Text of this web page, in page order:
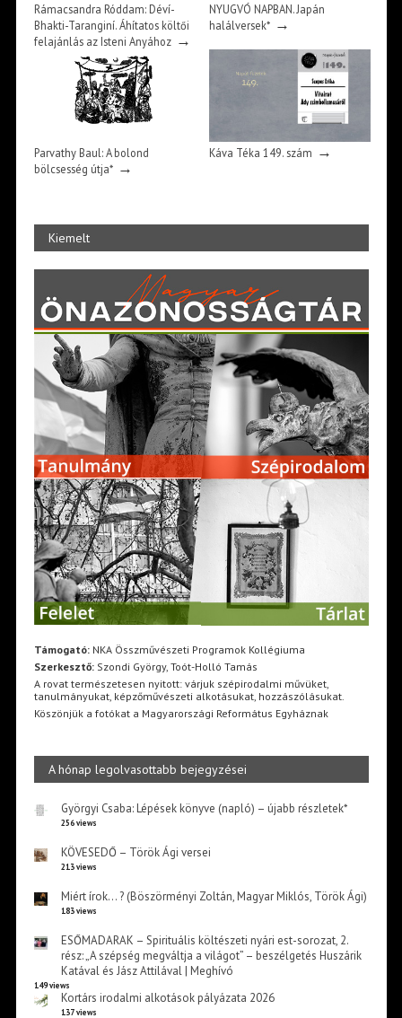
Rámacsandra Róddam: Déví-
Bhakti-Taranginí. Áhítatos költői
felajánlás az Isteni Anyához→
NYUGVÓ NAPBAN. Japán
halálversek*→
Parvathy Baul: A bolond
bölcsesség útja*→
Káva Téka 149. szám →
Kiemelt
Támogató:NKA Összművészeti Programok Kollégiuma
Szerkesztő:Szondi György, Toót-Holló Tamás
A rovat természetesen nyitott: várjuk szépirodalmi művüket,
tanulmányukat, képzőművészeti alkotásukat, hozzászólásukat.
Köszönjük a fotókat a Magyarországi Református Egyháznak
A hónap legolvasottabb bejegyzései
Györgyi Csaba: Lépések könyve (napló) – újabb részletek*
256 views
KÖVESEDŐ – Török Ági versei
213 views
Miért írok… ? (Böszörményi Zoltán, Magyar Miklós, Török Ági)
183 views
ESŐMADARAK – Spirituális költészeti nyári est-sorozat, 2.
rész: „A szépség megváltja a világot” – beszélgetés Huszárik
Katával és Jász Attilával | Meghívó
149 views
Kortárs irodalmi alkotások pályázata 2026
137 views